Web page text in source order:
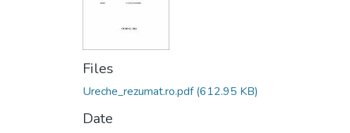
Files
Ureche_rezumat.ro.pdf(612.95 KB)
Date